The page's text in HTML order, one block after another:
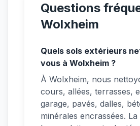
Questions
Wolxheim
Quels sols extérieurs
vous à Wolxheim ?
À Wolxheim, nous
cours, allées, terrasses,
garage, pavés, dalles,
minérales encrassées.